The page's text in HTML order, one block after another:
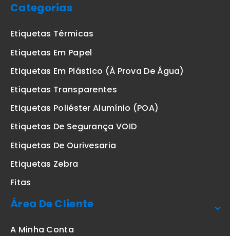
Categorias
Etiquetas Térmicas
Etiquetas Em Papel
Etiquetas Em Plástico (à Prova De Água)
Etiquetas Transparentes
Etiquetas Poliéster Alumínio (POA)
Etiquetas De Segurança VOID
Etiquetas De Ourivesaria
Etiquetas Zebra
Fitas
Área De Cliente
A Minha Conta